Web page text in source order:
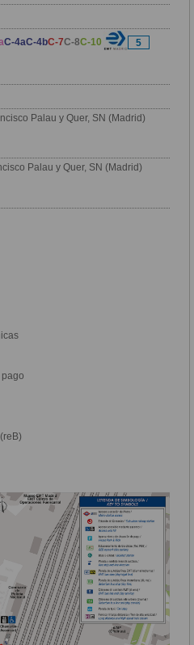
C-4aC-4bC-7C-8C-10
5
Palau y Quer, SN (Madrid)
Palau y Quer, SN (Madrid)